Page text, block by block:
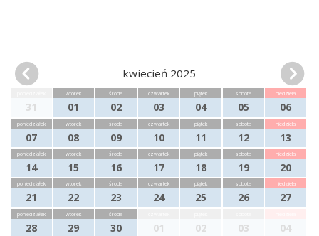
kwiecień 2025
31
wtorek
01
środa
02
czwartek
03
piątek
04
sobota
05
niedziela
06
poniedziałek
07
wtorek
08
środa
09
czwartek
10
piątek
11
sobota
12
niedziela
13
poniedziałek
14
wtorek
15
środa
16
czwartek
17
piątek
18
sobota
19
niedziela
20
poniedziałek
21
wtorek
22
środa
23
czwartek
24
piątek
25
sobota
26
niedziela
27
poniedziałek
28
wtorek
29
środa
30 01 02 03 04